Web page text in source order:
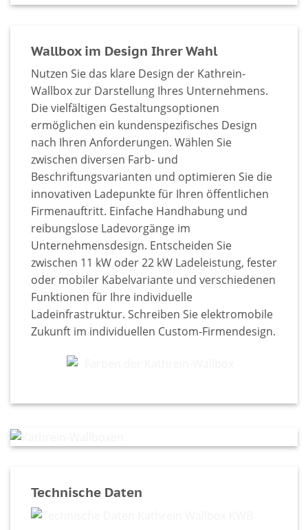
Wallbox im Design Ihrer Wahl
Nutzen Sie das klare Design der Kathrein-
Wallbox zur Darstellung Ihres Unternehmens.
Die vielfältigen Gestaltungsoptionen
ermöglichen ein kundenspezifisches Design
nach Ihren Anforderungen. Wählen Sie
zwischen diversen Farb- und
Beschriftungsvarianten und optimieren Sie die
innovativen Ladepunkte für Ihren öffentlichen
Firmenauftritt. Einfache Handhabung und
reibungslose Ladevorgänge im
Unternehmensdesign. Entscheiden Sie
zwischen 11 kW oder 22 kW Ladeleistung, fester
oder mobiler Kabelvariante und verschiedenen
Funktionen für Ihre individuelle
Ladeinfrastruktur. Schreiben Sie elektromobile
Zukunft im individuellen Custom-Firmendesign.
Technische Daten